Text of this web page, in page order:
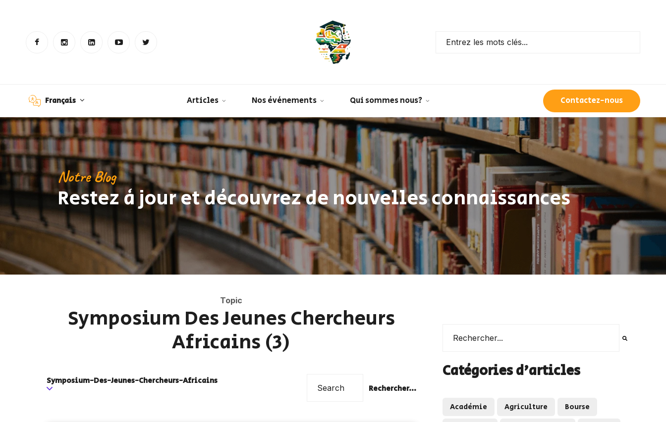
Français Articles Nos évènements Qui sommes nous? Contactez-nous
Notre Blog
Restez à jour et découvrez de nouvelles connaissances
Topic
Symposium Des Jeunes Chercheurs
Africains (3)
Symposium-Des-Jeunes-Chercheurs-Africains
Rechercher...
Catégories d'articles
Académie Agriculture
Bourse